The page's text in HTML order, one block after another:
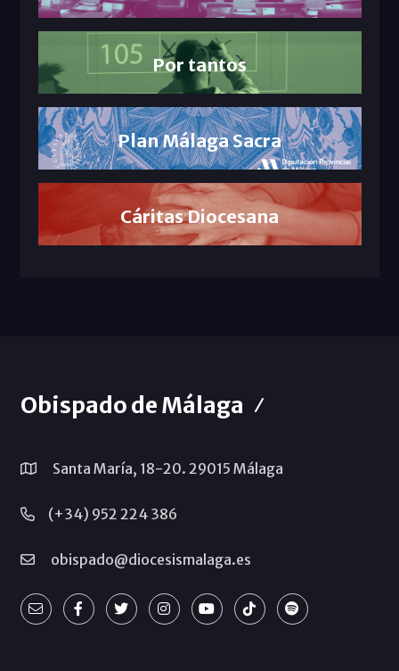
Por tantos
Plan Málaga Sacra
Cáritas Diocesana
Obispado de Málaga
Santa María, 18-20. 29015 Málaga
(+34) 952 224 386
obispado@diocesismalaga.es